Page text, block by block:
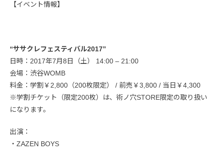
【イベント情報】
“ササクレフェスティバル2017”
日時：2017年7月8日（土） 14:00 – 21:00
会場：渋谷WOMB
料金：学割￥2,800（200枚限定） / 前売￥3,800 / 当日￥4,300
※学割チケット（限定200枚）は、術ノ穴STORE限定の取り扱い
になります。
出演：
・ZAZEN BOYS